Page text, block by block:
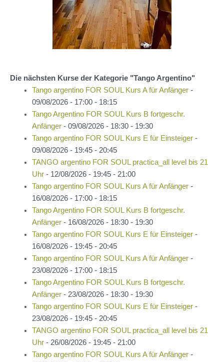
Die nächsten Kurse der Kategorie "Tango Argentino"
Tango argentino FOR SOUL Kurs A für Anfänger-
09/08/2026 - 17:00 - 18:15
Tango Argentino FOR SOUL Kurs B fortgeschr.
Anfänger- 09/08/2026 - 18:30 - 19:30
Tango argentino FOR SOUL Kurs E für Einsteiger-
09/08/2026 - 19:45 - 20:45
TANGO argentino FOR SOUL practica_all level bis 21
Uhr- 12/08/2026 - 19:45 - 21:00
Tango argentino FOR SOUL Kurs A für Anfänger-
16/08/2026 - 17:00 - 18:15
Tango Argentino FOR SOUL Kurs B fortgeschr.
Anfänger- 16/08/2026 - 18:30 - 19:30
Tango argentino FOR SOUL Kurs E für Einsteiger-
16/08/2026 - 19:45 - 20:45
Tango argentino FOR SOUL Kurs A für Anfänger-
23/08/2026 - 17:00 - 18:15
Tango Argentino FOR SOUL Kurs B fortgeschr.
Anfänger- 23/08/2026 - 18:30 - 19:30
Tango argentino FOR SOUL Kurs E für Einsteiger-
23/08/2026 - 19:45 - 20:45
TANGO argentino FOR SOUL practica_all level bis 21
Uhr- 26/08/2026 - 19:45 - 21:00
Tango argentino FOR SOUL Kurs A für Anfänger-